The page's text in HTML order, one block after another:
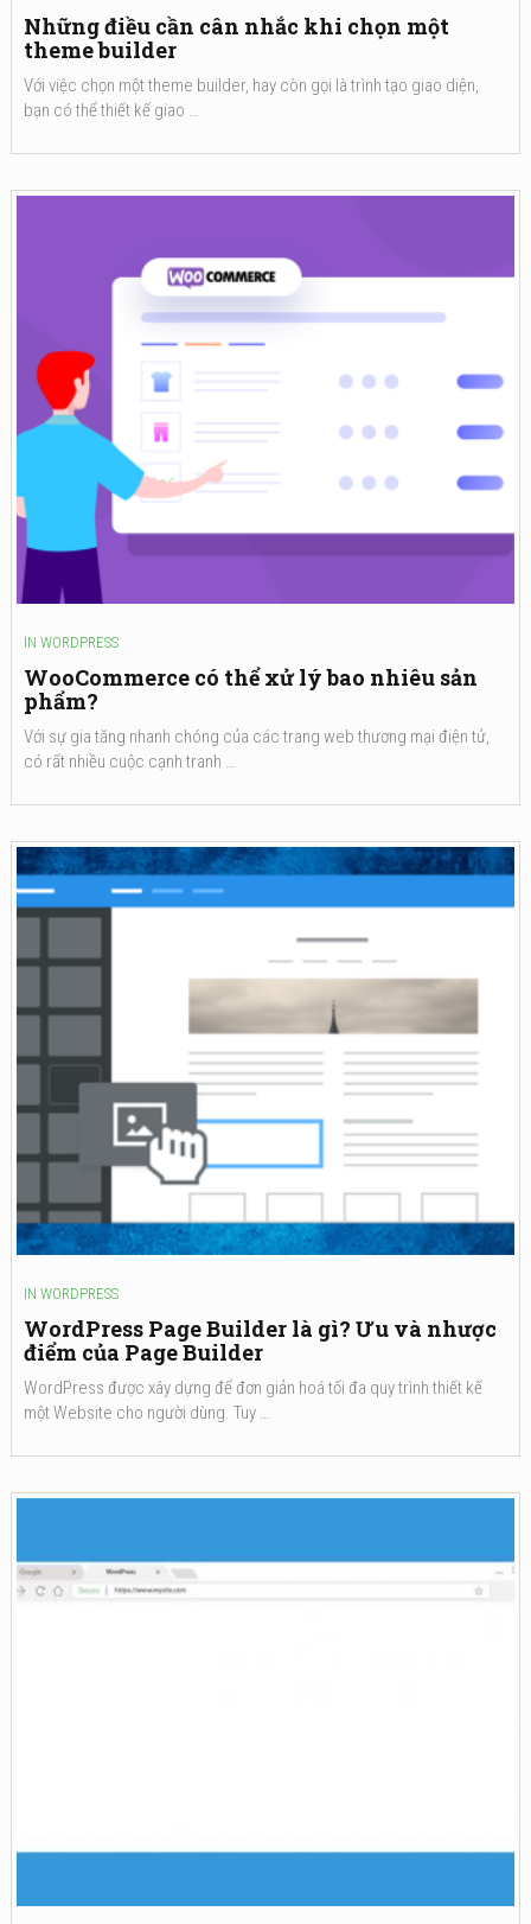
Những điều cần cân nhắc khi chọn một
theme builder
Với việc chọn một theme builder, hay còn gọi là trình tạo giao diện,
bạn có thể thiết kế giao …
IN WORDPRESS
WooCommerce có thể xử lý bao nhiêu sản
phẩm?
Với sự gia tăng nhanh chóng của các trang web thương mại điện tử,
có rất nhiều cuộc cạnh tranh …
IN WORDPRESS
WordPress Page Builder là gì? Ưu và nhược
điểm của Page Builder
WordPress được xây dựng để đơn giản hoá tối đa quy trình thiết kế
một Website cho người dùng. Tuy …